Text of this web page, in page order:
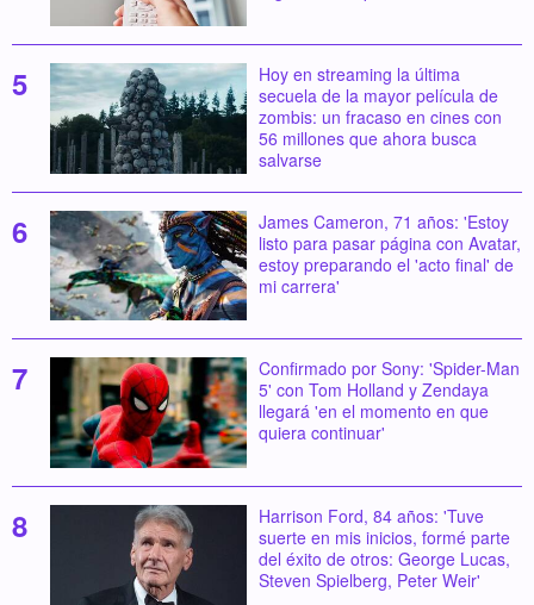
Hoy en streaming la última
secuela de la mayor película de
zombis: un fracaso en cines con
56 millones que ahora busca
salvarse
James Cameron, 71 años: 'Estoy
listo para pasar página con Avatar,
estoy preparando el 'acto final' de
mi carrera'
Confirmado por Sony: 'Spider-Man
5' con Tom Holland y Zendaya
llegará 'en el momento en que
quiera continuar'
Harrison Ford, 84 años: 'Tuve
suerte en mis inicios, formé parte
del éxito de otros: George Lucas,
Steven Spielberg, Peter Weir'